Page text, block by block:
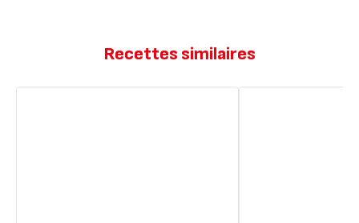
Recettes similaires